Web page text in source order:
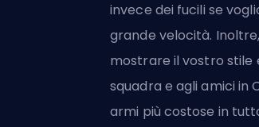
invece dei fucili se
grande velocità.
mostrare il vostro stile
squadra e agli amici in
armi più costose in